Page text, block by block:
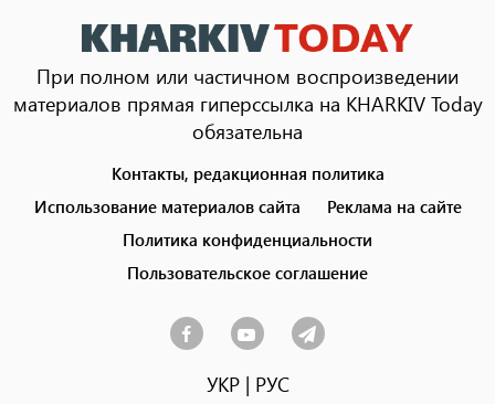
При полном или частичном воспроизведении
материалов прямая гиперссылка на KHARKIV Today
обязательна
menu
Контакты, редакционная политика
Использование материалов сайта
Реклама на сайте
Политика конфиденциальности
Пользовательское соглашение
УКР| РУС